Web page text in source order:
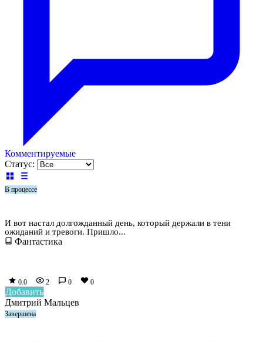
Комментируемые
Статус:
В процессе
И вот настал долгожданный день, который держали в тени
ожиданий и тревоги. Пришло...
Фантастика
0.0 2 0 0
Добавить
Дмитрий Мальцев
Завершена